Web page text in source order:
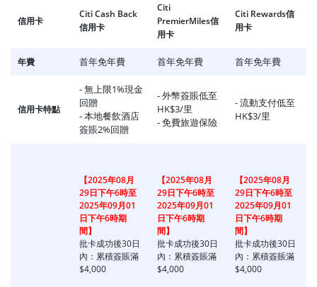
信用卡
Citi Cash Back
信用卡
Citi
PremierMiles信
用卡
Citi Rewards信
用卡
年費 首年免年費 首年免年費 首年免年費
信用卡特點
- 無上限1%現金
回贈
- 本地餐飲酒店
簽賬2%回贈
- 外幣簽賬低至
HK$3/里
- 免費旅遊保險
- 流動支付低至
HK$3/里
【2025年08月
29日下午6時至
2025年09月01
日下午6時期
間】
批卡成功後30日
內：累積簽賬滿
$4,000
【2025年08月
29日下午6時至
2025年09月01
日下午6時期
間】
批卡成功後30日
內：累積簽賬滿
$4,000
【2025年08月
29日下午6時至
2025年09月01
日下午6時期
間】
批卡成功後30日
內：累積簽賬滿
$4,000